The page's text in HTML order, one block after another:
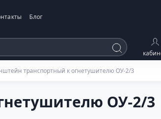
Блог
транспортный к огнетушителю ОУ-2/3
ОУ-2/3